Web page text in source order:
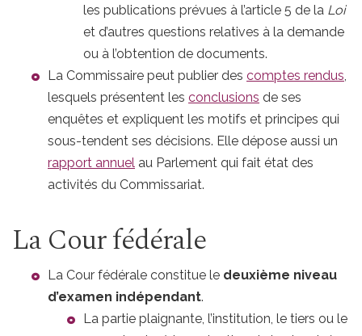
les publications prévues à l’article 5 de la Loi
et d’autres questions relatives à la demande
ou à l’obtention de documents.
La Commissaire peut publier des comptes rendus,
lesquels présentent les conclusions de ses
enquêtes et expliquent les motifs et principes qui
sous-tendent ses décisions. Elle dépose aussi un
rapport annuel au Parlement qui fait état des
activités du Commissariat.
La Cour fédérale
La Cour fédérale constitue le deuxième niveau
d’examen indépendant.
La partie plaignante, l’institution, le tiers ou le